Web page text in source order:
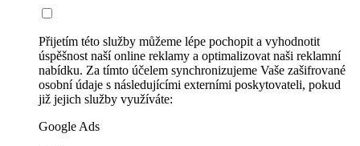
Přijetím této služby můžeme lépe pochopit a vyhodnotit
úspěšnost naší online reklamy a optimalizovat naši reklamní
nabídku. Za tímto účelem synchronizujeme Vaše zašifrované
osobní údaje s následujícími externími poskytovateli, pokud
již jejich služby využíváte:
Google Ads